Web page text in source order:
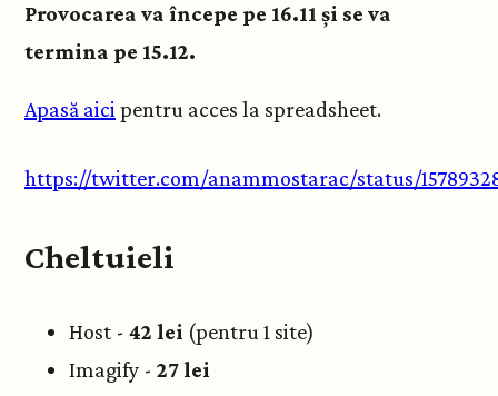
Provocarea va începe pe 16.11 și se va
termina pe 15.12.
Apasă aici pentru acces la spreadsheet.
https://twitter.com/anammostarac/status/
Cheltuieli
Host - 42 lei (pentru 1 site)
Imagify - 27 lei